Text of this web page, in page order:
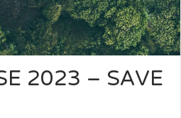
2023 – SAVE